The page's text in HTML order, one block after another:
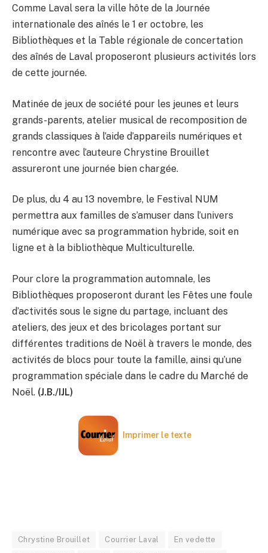
Comme Laval sera la ville hôte de la Journée
internationale des aînés le 1 er octobre, les
Bibliothèques et la Table régionale de concertation
des aînés de Laval proposeront plusieurs activités lors
de cette journée.
Matinée de jeux de société pour les jeunes et leurs
grands-parents, atelier musical de recomposition de
grands classiques à l’aide d’appareils numériques et
rencontre avec l’auteure Chrystine Brouillet
assureront une journée bien chargée.
De plus, du 4 au 13 novembre, le Festival NUM
permettra aux familles de s’amuser dans l’univers
numérique avec sa programmation hybride, soit en
ligne et à la bibliothèque Multiculturelle.
Pour clore la programmation automnale, les
Bibliothèques proposeront durant les Fêtes une foule
d’activités sous le signe du partage, incluant des
ateliers, des jeux et des bricolages portant sur
différentes traditions de Noël à travers le monde, des
activités de blocs pour toute la famille, ainsi qu’une
programmation spéciale dans le cadre du Marché de
Noël. (J.B./IJL)
Imprimer le texte
Chrystine Brouillet Courrier Laval En vedette